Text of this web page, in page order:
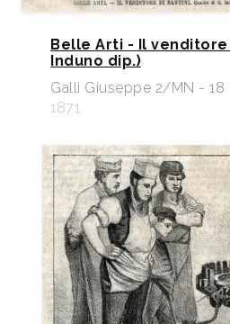
Belle Arti - Il venditore
Induno dip.)
Galli Giuseppe 2/MN - 18
1871